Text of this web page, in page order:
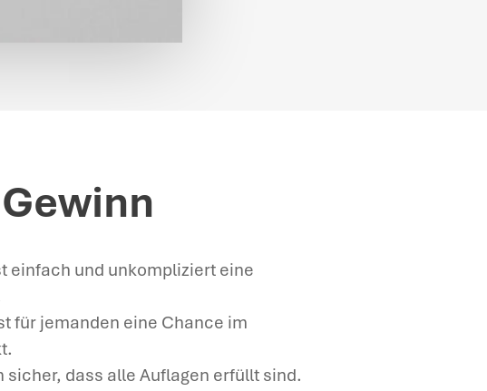
einfach und unkompliziert eine
für jemanden eine Chance im
sicher, dass alle Auflagen erfüllt sind.